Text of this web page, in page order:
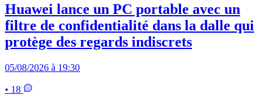
Huawei lance un PC portable avec un
filtre de confidentialité dans la dalle qui
protège des regards indiscrets
05/08/2026 à 19:30
• 18